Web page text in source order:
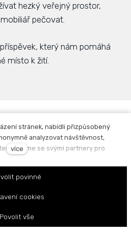
hezký veřejný prostor,
pečovat.
který nám pomáhá
místo k žití.
informace|Zpracování
údajů
stránek, nabídli přizpůsobený
analyzovat návštěvnost,
sdílíme se svými partnery pro
v našich Zásadách ochrany osobních
více
povinné
cookies
Povolit vše